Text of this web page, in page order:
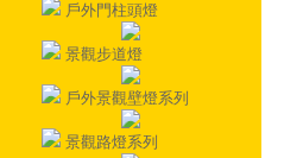
戶外門柱頭燈
景觀步道燈
戶外景觀壁燈系列
景觀路燈系列